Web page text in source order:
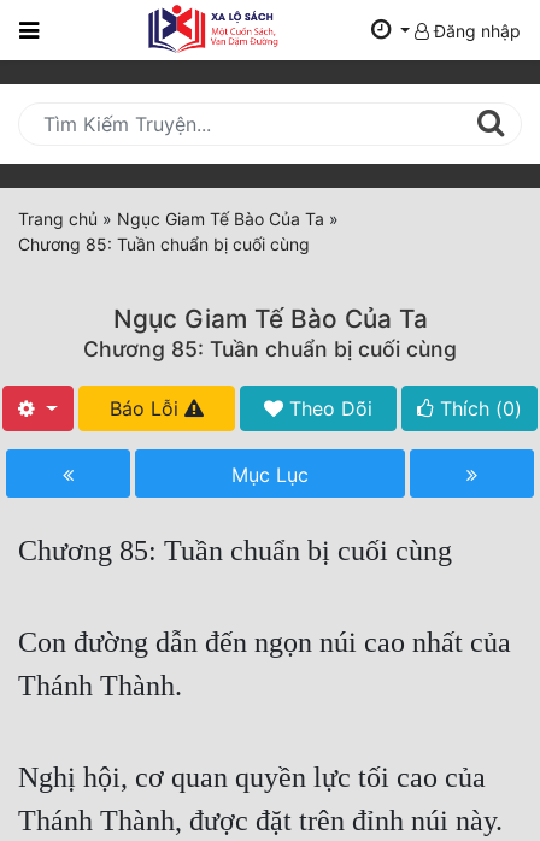
Trang
Mới
Cập
Nhật
(current)
Tất Cả
Hoàn Thành
Truyện Convert
Truyện Nhập Môn
Truyện ngắn
Đăng nhập
Trang chủ » Ngục Giam Tế Bào Của Ta »
Chương 85: Tuần chuẩn bị cuối cùng
Ngục Giam Tế Bào Của Ta
Chương 85: Tuần chuẩn bị cuối cùng
Báo Lỗi Theo Dõi Thích (0)
Mục Lục
Chương 85: Tuần chuẩn bị cuối cùng
Con đường dẫn đến ngọn núi cao nhất của
Thánh Thành.
Nghị hội, cơ quan quyền lực tối cao của
Thánh Thành, được đặt trên đỉnh núi này.